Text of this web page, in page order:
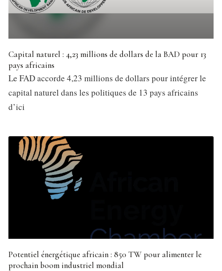
Capital naturel : 4,23 millions de dollars de la BAD pour 13
pays africains
Le FAD accorde 4,23 millions de dollars pour intégrer le
capital naturel dans les politiques de 13 pays africains
d’ici
Potentiel énergétique africain : 850 TW pour alimenter le
prochain boom industriel mondial